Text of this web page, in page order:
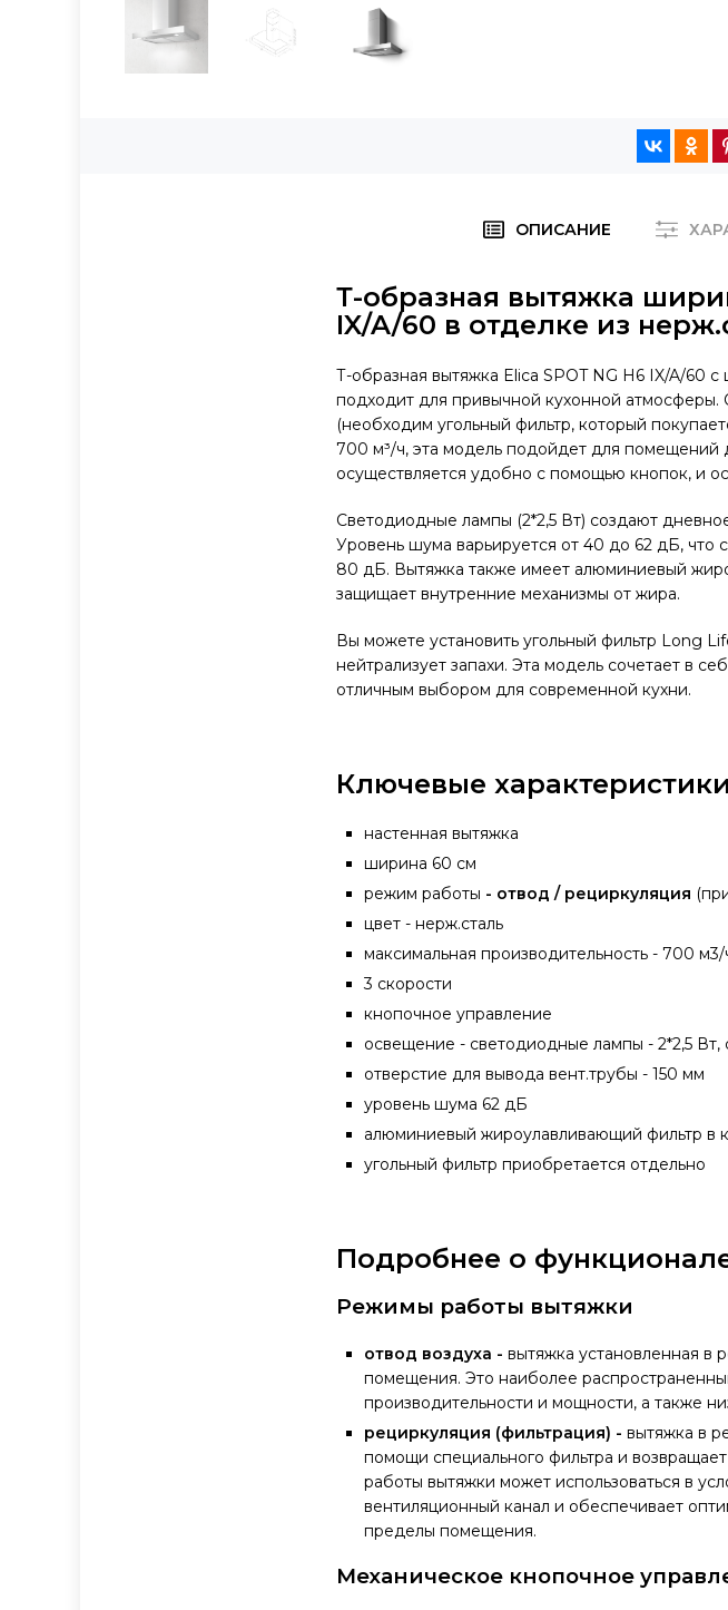
ОПИСАНИЕ
Т-образная вытяжка
IX/A/60 в отделке из
Т-образная вытяжка Elica SPOT NG H6 IX/A/
подходит для привычной кухонной
(необходим угольный фильтр, который
700 м³/ч, эта модель подойдет для помещений
осуществляется удобно с помощью кнопок, и
Светодиодные лампы (2*2,5 Вт) создают
Уровень шума варьируется от 40 до 62 дБ, что
80 дБ. Вытяжка также имеет алюминиевый
защищает внутренние механизмы от жира.
Вы можете установить угольный фильтр Long
нейтрализует запахи. Эта модель сочетает в
отличным выбором для современной кухни.
Ключевые
настенная вытяжка
ширина 60 см
режим работы - отвод / рециркуляция
цвет - нерж.сталь
максимальная производительность - 700 м3/
3 скорости
кнопочное управление
освещение - светодиодные лампы - 2*2,5 Вт,
отверстие для вывода вент.трубы - 150 мм
уровень шума 62 дБ
алюминиевый жироулавливающий фильтр в
угольный фильтр приобретается отдельно
Подробнее о
Режимы работы вытяжки
отвод воздуха - вытяжка установленная в
помещения. Это наиболее
производительности и мощности, а также
рециркуляция (фильтрация) - вытяжка в
помощи специального фильтра и
работы вытяжки может использоваться в
вентиляционный канал и обеспечивает
пределы помещения.
Механическое кнопочное